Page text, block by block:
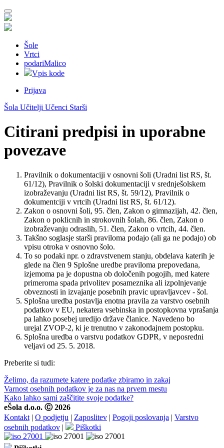
Šole
Vrtci
podariMalico
Vpis kode
Prijava
Šola Učitelji Učenci Starši
Citirani predpisi in uporabne
povezave
Pravilnik o dokumentaciji v osnovni šoli (Uradni list RS, št.
61/12), Pravilnik o šolski dokumentaciji v srednješolskem
izobraževanju (Uradni list RS, št. 59/12), Pravilnik o
dokumentciji v vrtcih (Uradni list RS, št. 61/12).
Zakon o osnovni šoli, 95. člen, Zakon o gimnazijah, 42. člen,
Zakon o poklicnih in strokovnih šolah, 86. člen, Zakon o
izobraževanju odraslih, 51. člen, Zakon o vrtcih, 44. člen.
Takšno soglasje starši praviloma podajo (ali ga ne podajo) ob
vpisu otroka v osnovno šolo.
To so podaki npr. o zdravstvenem stanju, obdelava katerih je
glede na člen 9 Splošne uredbe praviloma prepovedana,
izjemoma pa je dopustna ob določenih pogojih, med katere
primeroma spada privolitev posameznika ali izpolnjevanje
obveznosti in izvajanje posebnih pravic upravljavcev - šol.
Splošna uredba postavlja enotna pravila za varstvo osebnih
podatkov v EU, nekatera vsebinska in postopkovna vprašanja
pa lahko posebej uredijo države članice. Navedeno bo
urejal ZVOP-2, ki je trenutno v zakonodajnem postopku.
Splošna uredba o varstvu podatkov GDPR, v neposredni
veljavi od 25. 5. 2018.
Preberite si tudi:
Želimo, da razumete katere podatke zbiramo in zakaj
Varnost osebnih podatkov je za nas na prvem mestu
Kako lahko sami zaščitite svoje podatke?
eŠola d.o.o. Ⓒ 2026
Kontakt | O podjetju | Zaposlitev | Pogoji poslovanja | Varstvo
osebnih podatkov | Piškotki